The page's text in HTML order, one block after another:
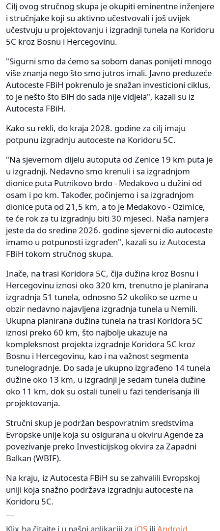
Cilj ovog stručnog skupa je okupiti eminentne inženjere
i stručnjake koji su aktivno učestvovali i još uvijek
učestvuju u projektovanju i izgradnji tunela na Koridoru
5C kroz Bosnu i Hercegovinu.
"Sigurni smo da ćemo sa sobom danas ponijeti mnogo
više znanja nego što smo jutros imali. Javno preduzeće
Autoceste FBiH pokrenulo je snažan investicioni ciklus,
to je nešto što BiH do sada nije vidjela", kazali su iz
Autocesta FBiH.
Kako su rekli, do kraja 2028. godine za cilj imaju
potpunu izgradnju autoceste na Koridoru 5C.
"Na sjevernom dijelu autoputa od Zenice 19 km puta je
u izgradnji. Nedavno smo krenuli i sa izgradnjom
dionice puta Putnikovo brdo - Medakovo u dužini od
osam i po km. Također, počinjemo i sa izgradnjom
dionice puta od 21,5 km, a to je Medakovo - Ozimice,
te će rok za tu izgradnju biti 30 mjeseci. Naša namjera
jeste da do sredine 2026. godine sjeverni dio autoceste
imamo u potpunosti izgrađen", kazali su iz Autocesta
FBiH tokom stručnog skupa.
Inače, na trasi Koridora 5C, čija dužina kroz Bosnu i
Hercegovinu iznosi oko 320 km, trenutno je planirana
izgradnja 51 tunela, odnosno 52 ukoliko se uzme u
obzir nedavno najavljena izgradnja tunela u Nemili.
Ukupna planirana dužina tunela na trasi Koridora 5C
iznosi preko 60 km, što najbolje ukazuje na
kompleksnost projekta izgradnje Koridora 5C kroz
Bosnu i Hercegovinu, kao i na važnost segmenta
tunelogradnje. Do sada je ukupno izgrađeno 14 tunela
dužine oko 13 km, u izgradnji je sedam tunela dužine
oko 11 km, dok su ostali tuneli u fazi tenderisanja ili
projektovanja.
Stručni skup je podržan bespovratnim sredstvima
Evropske unije koja su osigurana u okviru Agende za
povezivanje preko Investicijskog okvira za Zapadni
Balkan (WBIF).
Na kraju, iz Autocesta FBiH su se zahvalili Evropskoj
uniji koja snažno podržava izgradnju autoceste na
Koridoru 5C.